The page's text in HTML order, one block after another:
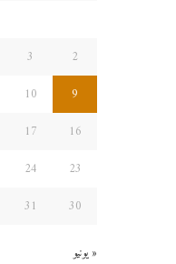
2
3
9
10
16
17
23
24
30
31
« يونيو